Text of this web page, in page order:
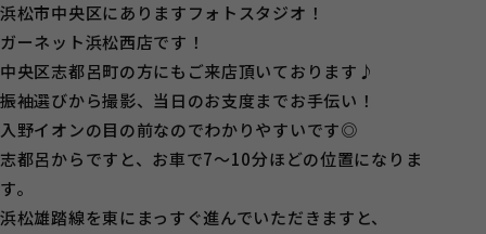
浜松市中央区にありますフォトスタジオ！
ガーネット浜松西店です！
中央区志都呂町の方にもご来店頂いております♪
振袖選びから撮影、当日のお支度までお手伝い！
入野イオンの目の前なのでわかりやすいです◎
志都呂からですと、お車で7～10分ほどの位置になりま
す。
浜松雄踏線を東にまっすぐ進んでいただきますと、